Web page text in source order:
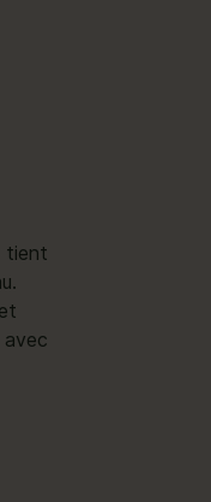
tient
avec